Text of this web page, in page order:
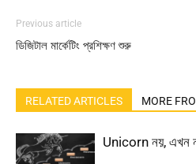
Previous article
ডিজিটাল মার্কেটিং প্রশিক্ষণ শুরু
RELATED ARTICLES MORE
Unicorn নয়,